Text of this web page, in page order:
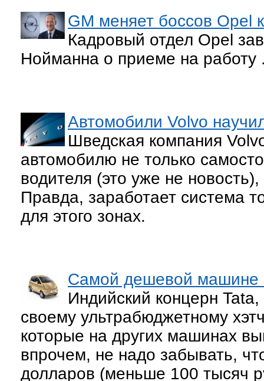
GM меняет боссов Opel
Кадровый отдел Opel
Нойманна о приеме на работу
Автомобили Volvo
Шведская компания
автомобилю не только
водителя (это уже не
Правда, заработает система
для этого зонах.
Самой дешевой машине
Индийский концерн
своему ультрабюджетному
которые на других машинах
впрочем, не надо забывать,
долларов (меньше 100 тысяч